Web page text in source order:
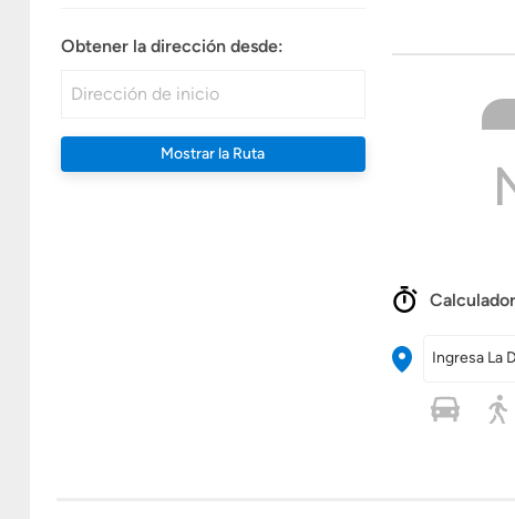
Obtener la dirección desde:
Mostrar la Ruta
Ingresa La